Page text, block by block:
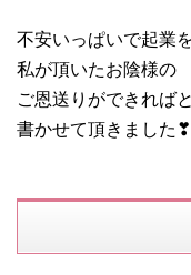
不安いっぱいで起業
私が頂いたお陰様の
ご恩送りができれば
書かせて頂きました❣